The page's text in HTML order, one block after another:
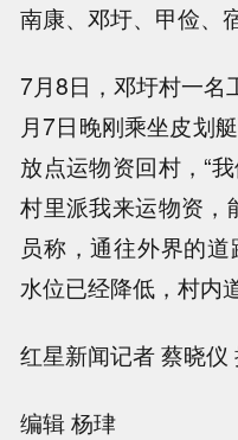
南康、邓圩、甲俭、
7月8日，邓圩村一名
月7日晚刚乘坐皮划
放点运物资回村，“
村里派我来运物资，
员称，通往外界的
水位已经降低，村内
红星新闻记者 蔡晓仪
编辑 杨珒